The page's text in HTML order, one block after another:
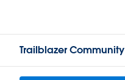
Trailblazer Community